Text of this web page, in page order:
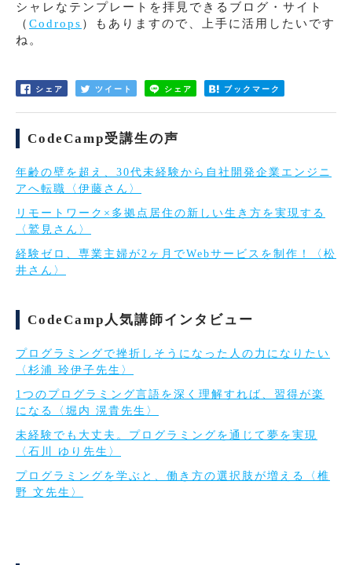
シャレなテンプレートを拝見できるブログ・サイト
（ Codrops ）もありますので、上手に活用したいです
ね。
シェア ツイート シェア ブックマーク
CodeCamp受講生の声
年齢の壁を超え、30代未経験から自社開発企業エンジニ
アへ転職〈伊藤さん〉
リモートワーク×多拠点居住の新しい生き方を実現する
〈鷲見さん〉
経験ゼロ、専業主婦が2ヶ月でWebサービスを制作！〈松
井さん〉
CodeCamp人気講師インタビュー
プログラミングで挫折しそうになった人の力になりたい
〈杉浦 玲伊子先生〉
1つのプログラミング言語を深く理解すれば、習得が楽
になる〈堀内 滉貴先生〉
未経験でも大丈夫。プログラミングを通じて夢を実現
〈石川 ゆり先生〉
プログラミングを学ぶと、働き方の選択肢が増える〈椎
野 文先生〉